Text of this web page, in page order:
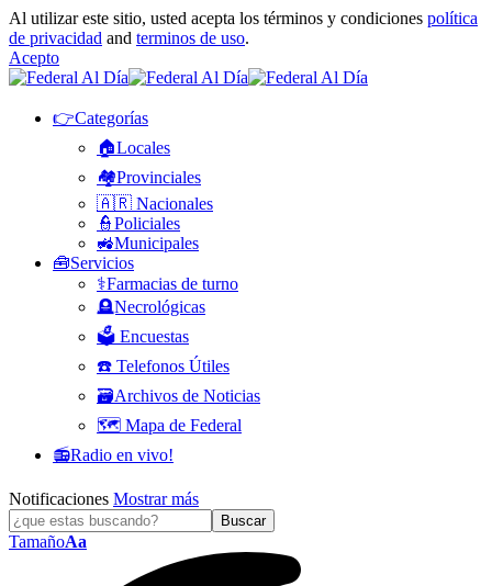
Al utilizar este sitio, usted acepta los términos y condiciones política
de privacidad and terminos de uso.
Acepto
👉Categorías
🏠Locales
🏘️Provinciales
🇦🇷 Nacionales
👮Policiales
🚜Municipales
🧰Servicios
⚕️Farmacias de turno
🪦Necrológicas
🗳️ Encuestas
☎️ Telefonos Útiles
🗃️Archivos de Noticias
🗺️ Mapa de Federal
📻Radio en vivo!
Notificaciones Mostrar más
TamañoAa